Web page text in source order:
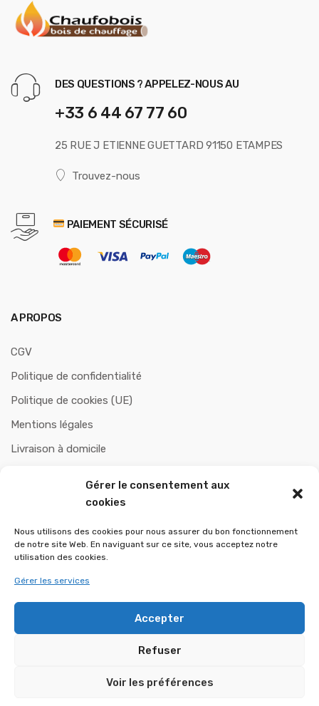
Gérer le consentement aux
cookies
Nous utilisons des cookies pour nous assurer du bon fonctionnement
de notre site Web. En naviguant sur ce site, vous acceptez notre
utilisation des cookies.
Gérer les services
Accepter
Refuser
Voir les préférences
DES QUESTIONS ? APPELEZ-NOUS AU
+33 6 44 67 77 60
25 RUE J ETIENNE GUETTARD 91150 ETAMPES
Trouvez-nous
PAIEMENT SÉCURISÉ
A PROPOS
CGV
Politique de confidentialité
Politique de cookies (UE)
Mentions légales
Livraison à domicile
Politiques de remboursement et retours
CHAUFOBOIS